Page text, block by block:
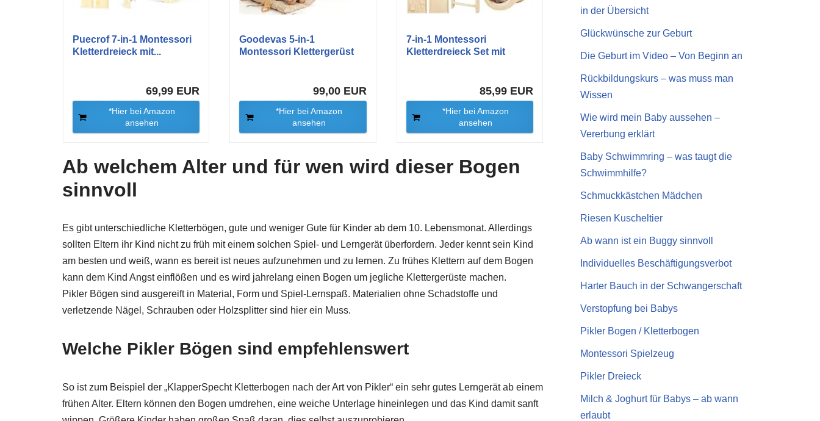
Puecrof 7-in-1 Montessori
Kletterdreieck mit...
69,99 EUR
*Hier bei Amazon
ansehen
Goodevas 5-in-1
Montessori Klettergerüst
99,00 EUR
*Hier bei Amazon
ansehen
7-in-1 Montessori
Kletterdreieck Set mit
85,99 EUR
*Hier bei Amazon
ansehen
Ab welchem Alter und für wen wird dieser Bogen
sinnvoll
Es gibt unterschiedliche Kletterbögen, gute und weniger Gute für Kinder ab dem 10. Lebensmonat. Allerdings
sollten Eltern ihr Kind nicht zu früh mit einem solchen Spiel- und Lerngerät überfordern. Jeder kennt sein Kind
am besten und weiß, wann es bereit ist neues aufzunehmen und zu lernen. Zu frühes Klettern auf dem Bogen
kann dem Kind Angst einflößen und es wird jahrelang einen Bogen um jegliche Klettergerüste machen.
Pikler Bögen sind ausgereift in Material, Form und Spiel-Lernspaß. Materialien ohne Schadstoffe und
verletzende Nägel, Schrauben oder Holzsplitter sind hier ein Muss.
Welche Pikler Bögen sind empfehlenswert
So ist zum Beispiel der „KlapperSpecht Kletterbogen nach der Art von Pikler“ ein sehr gutes Lerngerät ab einem
frühen Alter. Eltern können den Bogen umdrehen, eine weiche Unterlage hineinlegen und das Kind damit sanft
in der Übersicht
Glückwünsche zur Geburt
Die Geburt im Video – Von Beginn an
Rückbildungskurs – was muss man
Wissen
Wie wird mein Baby aussehen –
Vererbung erklärt
Baby Schwimmring – was taugt die
Schwimmhilfe?
Schmuckkästchen Mädchen
Riesen Kuscheltier
Ab wann ist ein Buggy sinnvoll
Individuelles Beschäftigungsverbot
Harter Bauch in der Schwangerschaft
Verstopfung bei Babys
Pikler Bogen / Kletterbogen
Montessori Spielzeug
Pikler Dreieck
Milch & Joghurt für Babys – ab wann
erlaubt